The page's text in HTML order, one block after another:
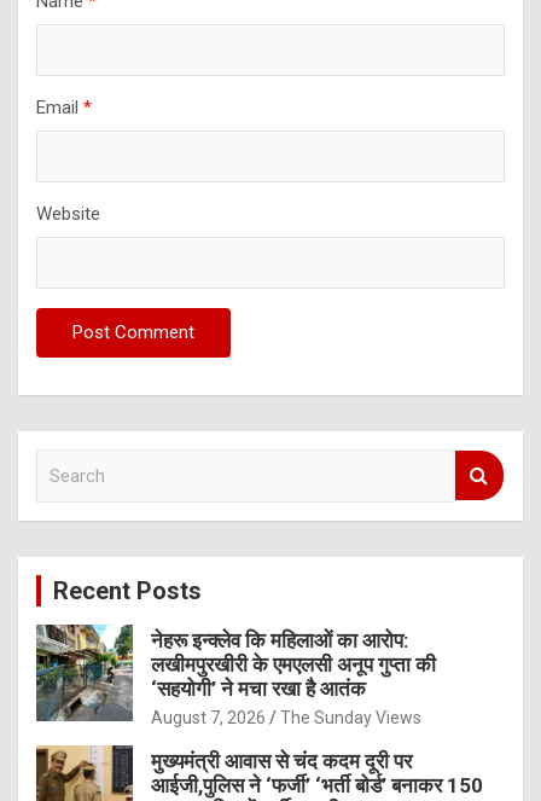
Email *
Website
c
Recent Posts
नेहरू इन्क्लेव कि महिलाओं का आरोप:
लखीमपुरखीरी के एमएलसी अनूप गुप्ता की
‘सहयोगी’ ने मचा रखा है आतंक
August 7, 2026 The Sunday Views
मुख्यमंत्री आवास से चंद कदम दूरी पर
आईजी,पुलिस ने ‘फर्जी’ ‘भर्ती बोर्ड’ बनाकर 150